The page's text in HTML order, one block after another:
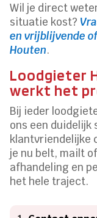
Wil je direct
situatie kost?
en vrijblijvende
Houten.
Loodgieter
werkt het
Bij ieder
ons een duidelijk
klantvriendelijke
je nu belt, mailt
afhandeling en
het hele traject.